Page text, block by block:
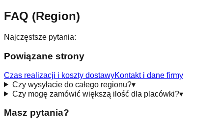
FAQ (Region)
Najczęstsze pytania:
Powiązane strony
Czas realizacji i koszty dostawyKontakt i dane firmy
Czy wysyłacie do całego regionu?▾
Czy mogę zamówić większą ilość dla placówki?▾
Masz pytania?